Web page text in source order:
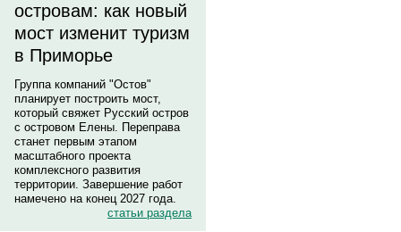
островам: как новый
мост изменит туризм
в Приморье
Группа компаний "Остов"
планирует построить мост,
который свяжет Русский остров
с островом Елены. Переправа
станет первым этапом
масштабного проекта
комплексного развития
территории. Завершение работ
намечено на конец 2027 года.
статьи раздела